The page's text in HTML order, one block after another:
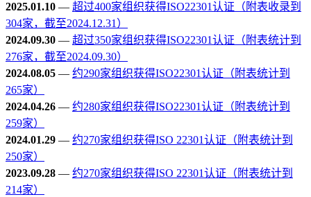
2025.01.10 — 超过400家组织获得ISO22301认证（附表收录到
304家，截至2024.12.31）
2024.09.30 — 超过350家组织获得ISO22301认证（附表统计到
276家，截至2024.09.30）
2024.08.05 — 约290家组织获得ISO22301认证（附表统计到
265家）
2024.04.26 — 约280家组织获得ISO22301认证（附表统计到
259家）
2024.01.29 — 约270家组织获得ISO 22301认证（附表统计到
250家）
2023.09.28 — 约270家组织获得ISO 22301认证（附表统计到
214家）